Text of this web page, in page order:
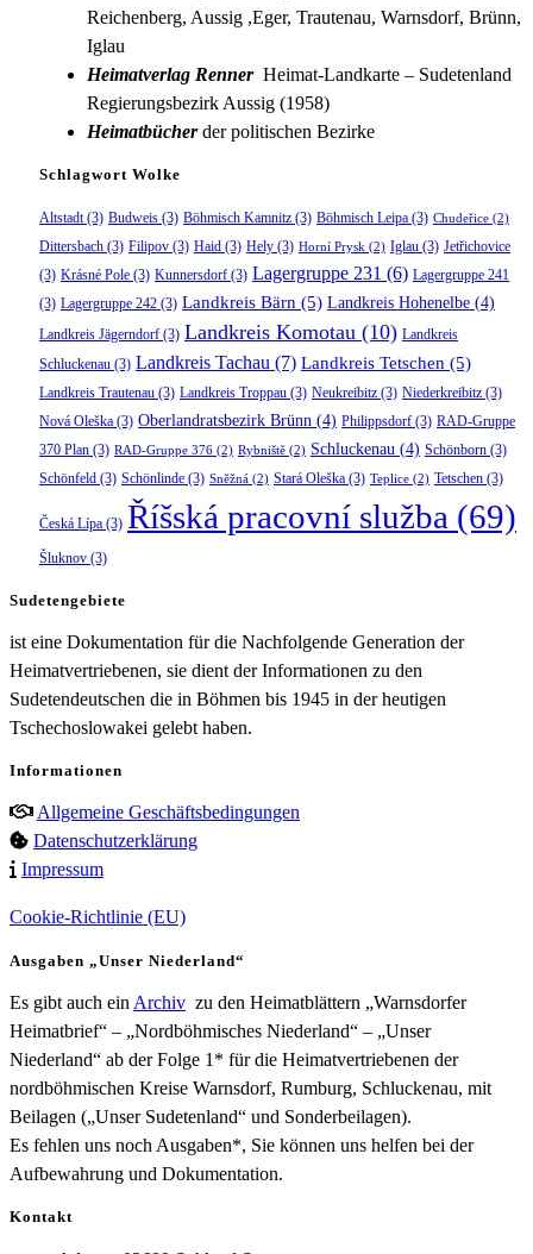
Reichenberg, Aussig ,Eger, Trautenau, Warnsdorf, Brünn,
Iglau
Heimatverlag Renner Heimat-Landkarte – Sudetenland
Regierungsbezirk Aussig (1958)
Heimatbücherder politischen Bezirke
Schlagwort Wolke
Altstadt(3) Budweis (3) Böhmisch Kamnitz (3) Böhmisch Leipa (3) Chudeřice (2)
Dittersbach (3) Filipov (3) Haid (3) Hely (3) Horní Prysk (2) Iglau (3) Jetřichovice
(3) Krásné Pole (3) Kunnersdorf (3) Lagergruppe 231 (6) Lagergruppe 241
(3) Lagergruppe 242 (3) Landkreis Bärn (5) Landkreis Hohenelbe (4)
Landkreis Jägerndorf (3) Landkreis Komotau (10) Landkreis
Schluckenau (3) Landkreis Tachau (7) Landkreis Tetschen (5)
Landkreis Trautenau (3) Landkreis Troppau (3) Neukreibitz (3) Niederkreibitz (3)
Nová Oleška (3) Oberlandratsbezirk Brünn (4) Philippsdorf (3) RAD-Gruppe
370 Plan (3) RAD-Gruppe 376 (2) Rybniště (2) Schluckenau (4) Schönborn (3)
Schönfeld (3) Schönlinde (3) Sněžná (2) Stará Oleška (3) Teplice (2) Tetschen (3)
Česká Lípa (3) Říšská pracovní služba (69)
Šluknov (3)
Sudetengebiete
ist eine Dokumentation für die Nachfolgende Generation der
Heimatvertriebenen, sie dient der Informationen zu den
Sudetendeutschen die in Böhmen bis 1945 in der heutigen
Tschechoslowakei gelebt haben.
Informationen
Allgemeine Geschäftsbedingungen
Datenschutzerklärung
Impressum
Cookie-Richtlinie (EU)
Ausgaben „Unser Niederland“
Es gibt auch ein Archiv zu den Heimatblättern „Warnsdorfer
Heimatbrief“ – „Nordböhmisches Niederland“ – „Unser
Niederland“ ab der Folge 1* für die Heimatvertriebenen der
nordböhmischen Kreise Warnsdorf, Rumburg, Schluckenau, mit
Beilagen („Unser Sudetenland“ und Sonderbeilagen).
Es fehlen uns noch Ausgaben*, Sie können uns helfen bei der
Aufbewahrung und Dokumentation.
Kontakt